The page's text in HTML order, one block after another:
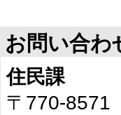
お問い合わ
住民課
〒770-8571